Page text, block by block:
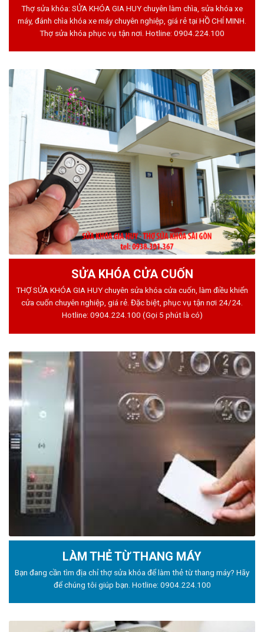
Thợ sửa khóa: SỬA KHÓA GIA HUY chuyên làm chìa, sửa khóa xe
máy, đánh chìa khóa xe máy chuyên nghiệp, giá rẻ tại HỒ CHÍ MINH.
Thợ sửa khóa phục vụ tận nơi. Hotline: 0904.224.100
SỬA KHÓA CỬA CUỐN
THỢ SỬA KHÓA GIA HUY chuyên sửa khóa cửa cuốn, làm điều khiển
cửa cuốn chuyên nghiệp, giá rẻ. Đặc biệt, phục vụ tận nơi 24/24.
Hotline: 0904.224.100 (Gọi 5 phút là có)
LÀM THẺ TỪ THANG MÁY
Bạn đang cần tìm địa chỉ thợ sửa khóa để làm thẻ từ thang máy? Hãy
để chúng tôi giúp bạn. Hotline: 0904.224.100